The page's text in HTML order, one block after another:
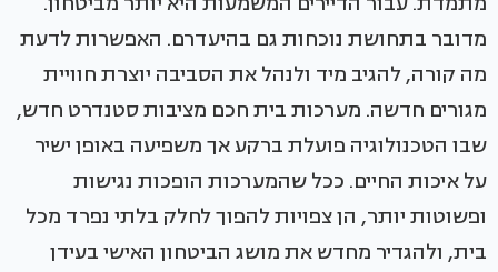
מדובר בתחושת נוכחות גם בהיעדרם. האפשרות לדעת
מה קורה, להגיב מיד ולנהל את הסביבה יוצרת חוויית
מגורים חדשה. מערכות בית חכם מציבות סטנדרט חדש,
שבו הטכנולוגיה פועלת ברקע אך משפיעה באופן ישיר
על איכות החיים. ככל שהמערכות הופכות נגישות
ופשוטות יותר, הן צפויות להפוך לחלק בלתי נפרד מכל
בית, ולהגדיר מחדש את מושג הביטחון האישי בעידן